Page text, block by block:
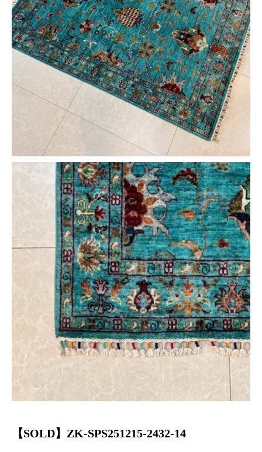
【SOLD】ZK-SPS251215-2432-14